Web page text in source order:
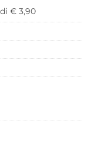
€ 3,90